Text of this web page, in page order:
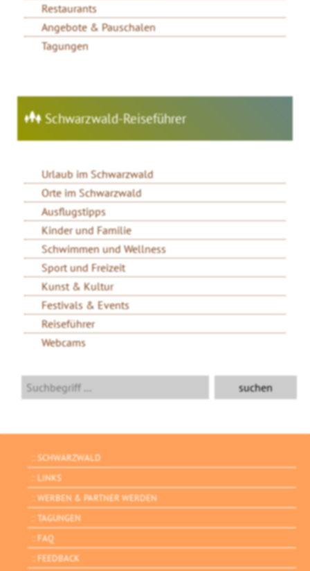
Restaurants
Angebote & Pauschalen
Tagungen
Schwarzwald-Reiseführer
Urlaub im Schwarzwald
Orte im Schwarzwald
Ausflugstipps
Kinder und Familie
Schwimmen und Wellness
Sport und Freizeit
Kunst & Kultur
Festivals & Events
Reiseführer
Webcams
SCHWARZWALD
LINKS
WERBEN & PARTNER WERDEN
TAGUNGEN
FAQ
FEEDBACK